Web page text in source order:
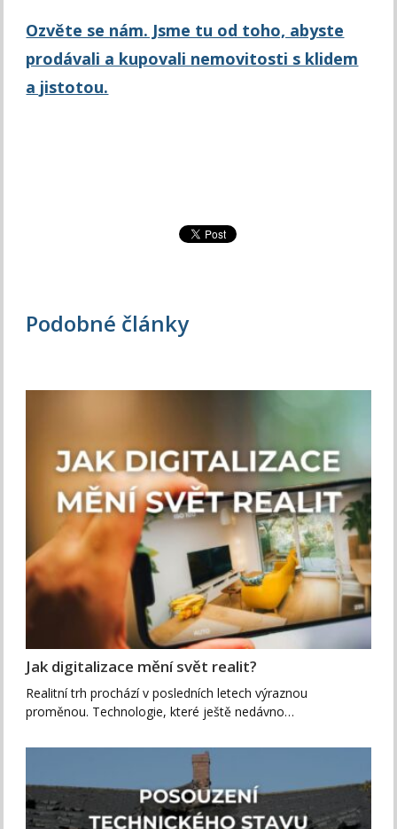
Ozvěte se nám. Jsme tu od toho, abyste
prodávali a kupovali nemovitosti s klidem
a jistotou.
Podobné články
Jak digitalizace mění svět realit?
Realitní trh prochází v posledních letech výraznou
proměnou. Technologie, které ještě nedávno…